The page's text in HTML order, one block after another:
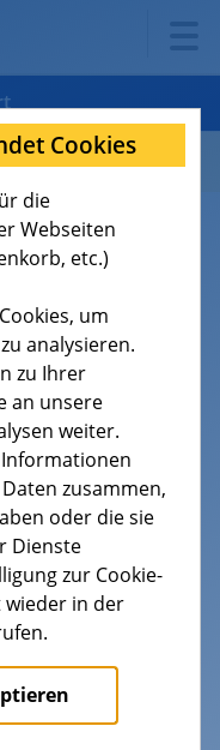
Cookies
die
Webseiten
etc.)
um
analysieren.
zu Ihrer
an unsere
weiter.
zusammen,
oder die sie
Dienste
zur Cookie-
wieder in der
Fragen
Messung